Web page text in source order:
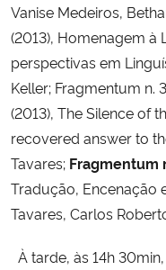
Vanise Medeiros,
(2013), Homenagem à
perspectivas em
Keller; Fragmentum n.
(2013), The Silence of
recovered answer to
Tavares; Fragmentum
Tradução, Encenação
Tavares, Carlos
À tarde, às 14h